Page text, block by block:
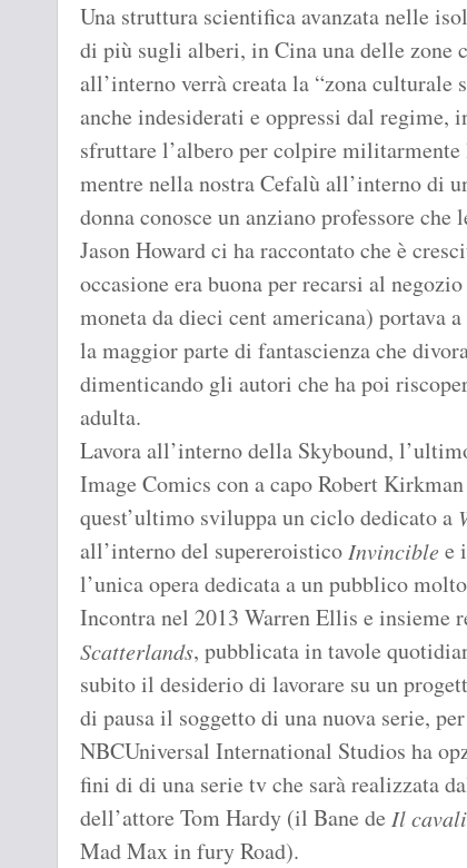
Una struttura scientifica avanzata nelle
di più sugli alberi, in Cina una delle zone
all’interno verrà creata la “zona culturale
anche indesiderati e oppressi dal regime,
sfruttare l’albero per colpire
mentre nella nostra Cefalù all’interno di
donna conosce un anziano professore
Jason Howard ci ha raccontato che è
occasione era buona per recarsi al
moneta da dieci cent americana) portava
la maggior parte di fantascienza che
dimenticando gli autori che ha poi
adulta.
Lavora all’interno della Skybound,
Image Comics con a capo Robert
quest’ultimo sviluppa un ciclo dedicato a
all’interno del supereroisticoInvincible e
l’unica opera dedicata a un pubblico
Incontra nel 2013 Warren Ellis e insieme
Scatterlands, pubblicata in tavole
subito il desiderio di lavorare su un
di pausa il soggetto di una nuova serie,
NBCUniversal International Studios ha
fini di di una serie tv che sarà realizzata
dell’attore Tom Hardy (il Bane de Il
Mad Max in fury Road).